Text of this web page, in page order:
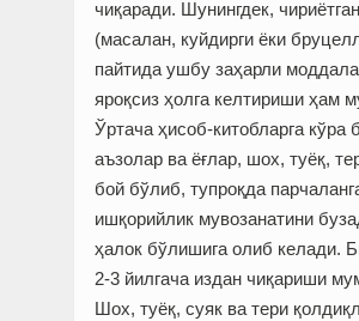
чиқаради. Шунингдек,
(масалан, куйдирги ёки
пайтида ушбу заҳарли
яроқсиз ҳолга келтириши ҳам
Ўртача ҳисоб-китобларга кўра
аъзолар ва ёғлар, шох, туёқ,
бой бўлиб, тупроқда
ишқорийлик мувозанатини
ҳалок бўлишига олиб келади.
2-3 йилгача издан чиқариши
Шох, туёқ, суяк ва тери